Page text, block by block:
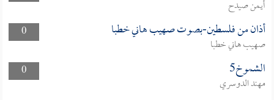
أيمن صيدح
0
أذان من فلسطين-بصوت صهيب هاني خطبا
صهيب هاني خطبا
0
الشموخ5
مهند الدوسري